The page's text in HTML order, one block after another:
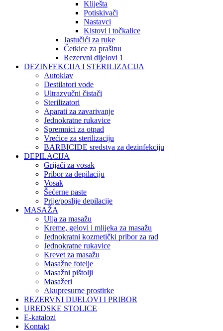
Kliješta
Potiskivači
Nastavci
Kistovi i točkalice
Jastučići za ruke
Četkice za prašinu
Rezervni dijelovi 1
DEZINFEKCIJA I STERILIZACIJA
Autoklav
Destilatori vode
Ultrazvučni čistači
Sterilizatori
Aparati za zavarivanje
Jednokratne rukavice
Spremnici za otpad
Vrećice za sterilizaciju
BARBICIDE sredstva za dezinfekciju
DEPILACIJA
Grijači za vosak
Pribor za depilaciju
Vosak
Šećerne paste
Prije/poslije depilacije
MASAŽA
Ulja za masažu
Kreme, gelovi i mlijeka za masažu
Jednokratni kozmetički pribor za rad
Jednokratne rukavice
Krevet za masažu
Masažne fotelje
Masažni pištolji
Masažeri
Akupresurne prostirke
REZERVNI DIJELOVI I PRIBOR
UREDSKE STOLICE
E-katalozi
Kontakt